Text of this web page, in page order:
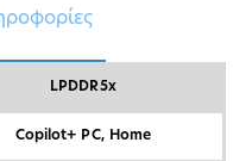
LPDDR5x
Copilot+ PC, Home